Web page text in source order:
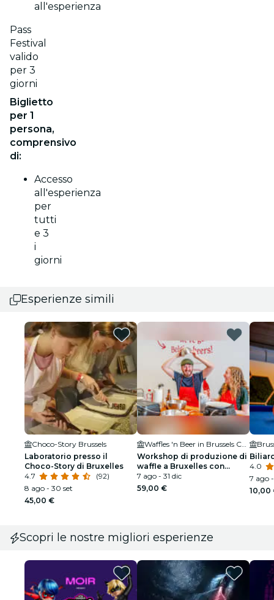
all'esperienza
Pass
Festival
valido
per 3
giorni
Biglietto
per 1
persona,
comprensivo
di:
Accesso
all'esperienza
per
tutti
e 3
i
giorni
Esperienze simili
Choco-Story Brussels
Laboratorio presso il
Choco-Story di Bruxelles
4.7
(92)
8 ago - 30 set
45,00 €
Waffles 'n Beer in Brussels Centre | Workshops, Breakfasts, Tours & Private Events
Workshop di produzione di
waffle a Bruxelles con
degustazione di birra
7 ago - 31 dic
59,00 €
4.0
7 ago
10,00
Scopri le nostre migliori esperienze